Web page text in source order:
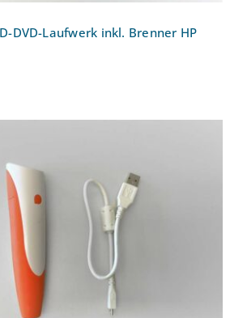
DVD-Laufwerk inkl. Brenner HP
mit Aufnahmefunktion (und
Aufladefunktion)